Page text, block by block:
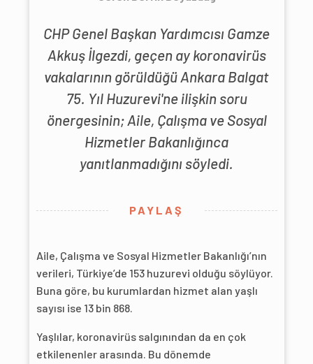
CHP Genel Başkan Yardımcısı Gamze
Akkuş İlgezdi, geçen ay koronavirüs
vakalarının görüldüğü Ankara Balgat
75. Yıl Huzurevi'ne ilişkin soru
önergesinin; Aile, Çalışma ve Sosyal
Hizmetler Bakanlığınca
yanıtlanmadığını söyledi.
PAYLAŞ
Aile, Çalışma ve Sosyal Hizmetler Bakanlığı’nın
verileri, Türkiye’de 153 huzurevi olduğu söylüyor.
Buna göre, bu kurumlardan hizmet alan yaşlı
sayısı ise 13 bin 868.
Yaşlılar, koronavirüs salgınından da en çok
etkilenenler arasında. Bu dönemde